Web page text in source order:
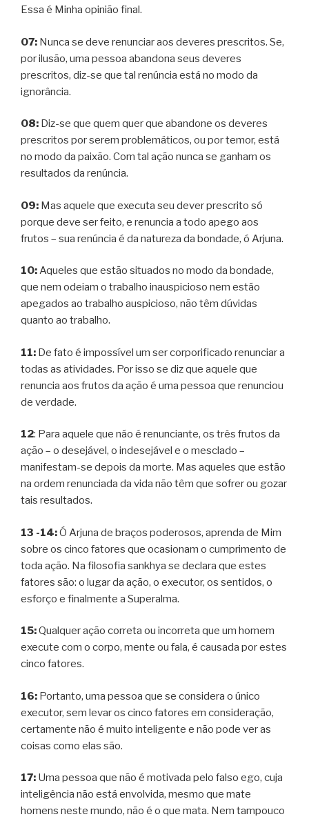
Essa é Minha opinião final.
07: Nunca se deve renunciar aos deveres prescritos. Se,
por ilusão, uma pessoa abandona seus deveres
prescritos, diz-se que tal renúncia está no modo da
ignorância.
08: Diz-se que quem quer que abandone os deveres
prescritos por serem problemáticos, ou por temor, está
no modo da paixão. Com tal ação nunca se ganham os
resultados da renúncia.
09: Mas aquele que executa seu dever prescrito só
porque deve ser feito, e renuncia a todo apego aos
frutos – sua renúncia é da natureza da bondade, ó Arjuna.
10:Aqueles que estão situados no modo da bondade,
que nem odeiam o trabalho inauspicioso nem estão
apegados ao trabalho auspicioso, não têm dúvidas
quanto ao trabalho.
11: De fato é impossível um ser corporificado renunciar a
todas as atividades. Por isso se diz que aquele que
renuncia aos frutos da ação é uma pessoa que renunciou
de verdade.
12: Para aquele que não é renunciante, os três frutos da
ação – o desejável, o indesejável e o mesclado –
manifestam-se depois da morte. Mas aqueles que estão
na ordem renunciada da vida não têm que sofrer ou gozar
tais resultados.
13 -14:Ó Arjuna de braços poderosos, aprenda de Mim
sobre os cinco fatores que ocasionam o cumprimento de
toda ação. Na filosofia sankhya se declara que estes
fatores são: o lugar da ação, o executor, os sentidos, o
esforço e finalmente a Superalma.
15:Qualquer ação correta ou incorreta que um homem
execute com o corpo, mente ou fala, é causada por estes
cinco fatores.
16: Portanto, uma pessoa que se considera o único
executor, sem levar os cinco fatores em consideração,
certamente não é muito inteligente e não pode ver as
coisas como elas são.
17: Uma pessoa que não é motivada pelo falso ego, cuja
inteligência não está envolvida, mesmo que mate
homens neste mundo, não é o que mata. Nem tampouco